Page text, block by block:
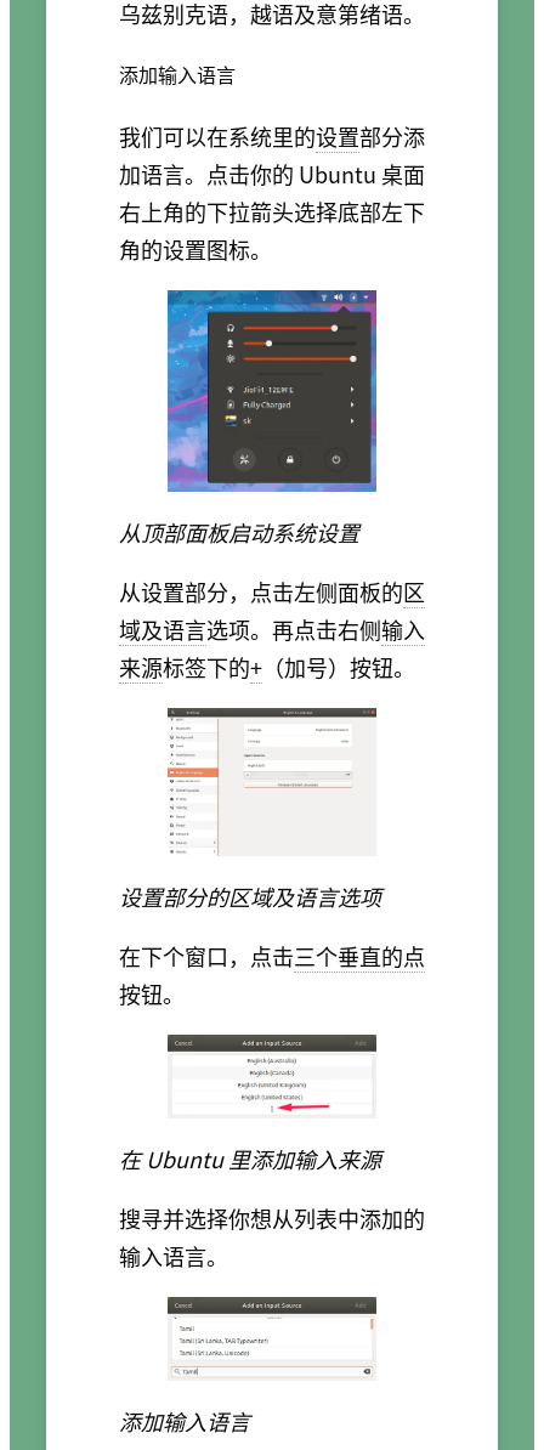
乌兹别克语，越语及意第绪语。
添加输入语言
我们可以在系统里的设置部分添
加语言。点击你的 Ubuntu 桌面
右上角的下拉箭头选择底部左下
角的设置图标。
从顶部面板启动系统设置
从设置部分，点击左侧面板的区
域及语言选项。再点击右侧输入
来源标签下的+ （加号）按钮。
设置部分的区域及语言选项
在下个窗口，点击三个垂直的点
按钮。
在 Ubuntu 里添加输入来源
搜寻并选择你想从列表中添加的
输入语言。
添加输入语言